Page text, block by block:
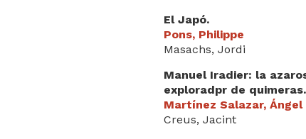
El Japó.
Pons, Philippe
Masachs, Jordi
Manuel Iradier: la
exploradpr de quimeras.
Martínez Salazar, Ángel
Creus, Jacint